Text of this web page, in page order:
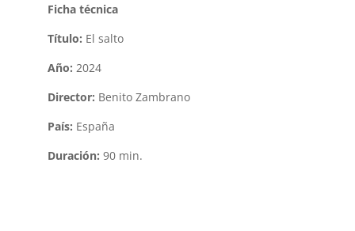
Ficha técnica
Título: El salto
Año: 2024
Director: Benito Zambrano
País: España
Duración: 90 min.